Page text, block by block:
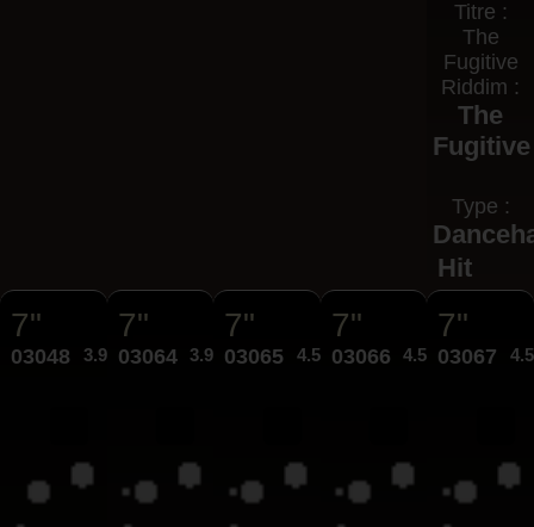
Titre :
The
Fugitive
Riddim :
The
Fugitive
Type :
Hit
7"
03048 3.95€
7"
03064 3.95€
7"
03065 4.50€
7"
03066 4.50€
7"
03067